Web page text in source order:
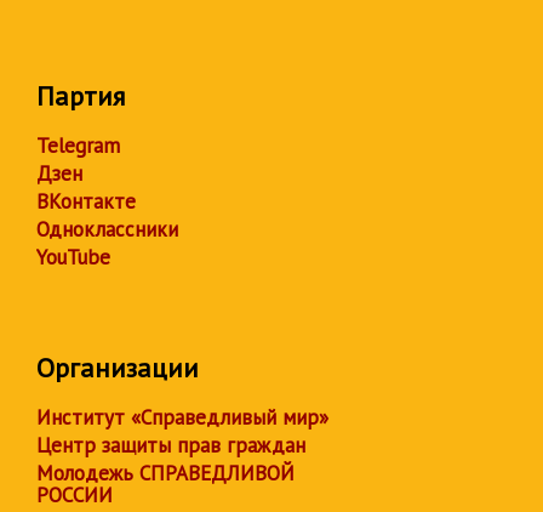
Партия
Telegram
Дзен
ВКонтакте
Одноклассники
YouTube
Организации
Институт «Справедливый мир»
Центр защиты прав граждан
Молодежь СПРАВЕДЛИВОЙ
РОССИИ